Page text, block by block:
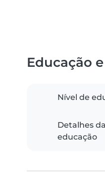
Educação
Nível de
Detalhes da
educação